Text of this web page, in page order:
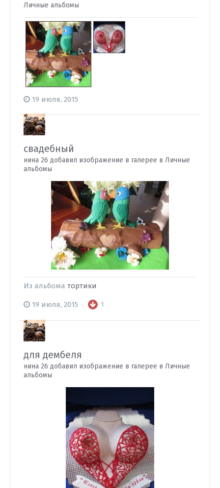
Личные альбомы
19 июля, 2015
свадебный
нина 26 добавил изображение в галерее в Личные
альбомы
Из альбома тортики
19 июля, 2015 1
для дембеля
нина 26 добавил изображение в галерее в Личные
альбомы